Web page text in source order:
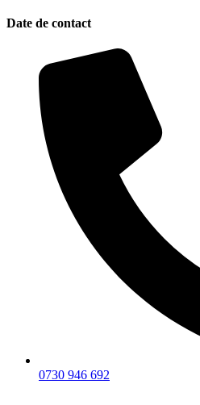
Date de contact
0730 946 692